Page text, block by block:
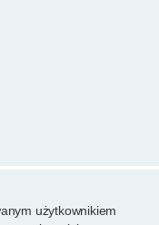
użytkownikiem